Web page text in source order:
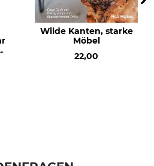
Wilde Kanten, starke
Möbel
22,00